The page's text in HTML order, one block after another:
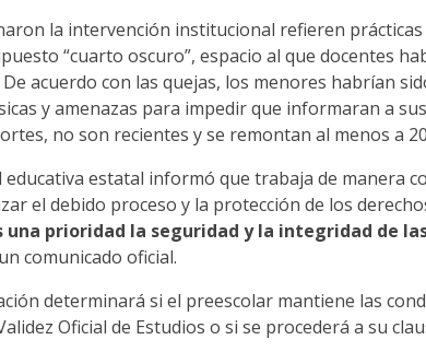
la intervención institucional refieren prácticas
“cuarto oscuro”, espacio al que docentes
acuerdo con las quejas, los menores habrían
y amenazas para impedir que informaran a
no son recientes y se remontan al menos a
estatal informó que trabaja de manera
el debido proceso y la protección de los
una prioridad la seguridad y la integridad de
comunicado oficial.
determinará si el preescolar mantiene las
Oficial de Estudios o si se procederá a su